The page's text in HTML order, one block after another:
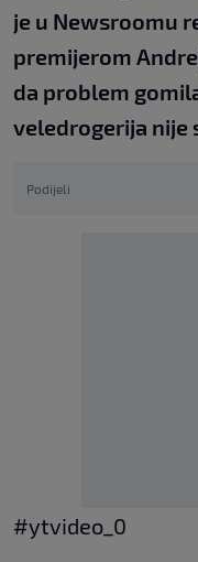
je u Newsroomu
premijerom
da problem
veledrogerija nije
Podijeli
#ytvideo_0